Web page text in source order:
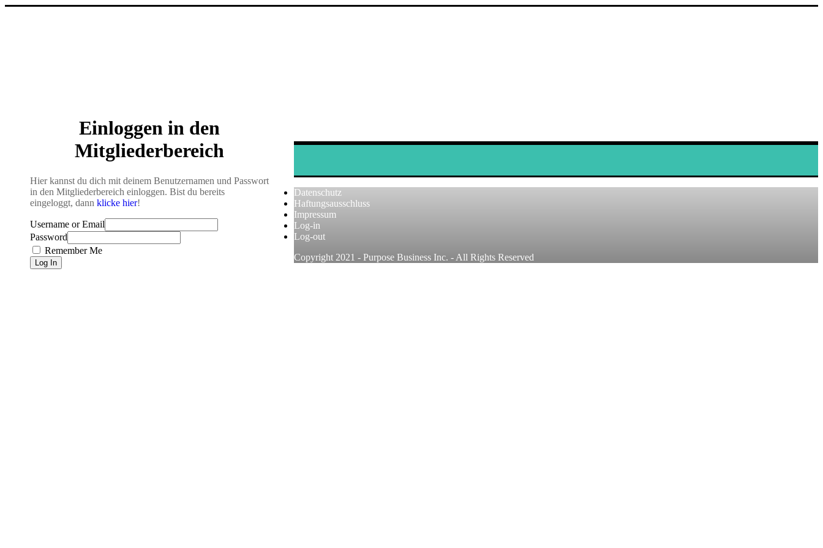
Einloggen in den
Mitglieder­bereich
Hier kannst du dich mit deinem Benutzernamen und Passwort
in den Mitgliederbereich einloggen. Bist du bereits
eingeloggt, dann klicke hier!
Username or Email
Password
Remember Me
Datenschutz
Haftungsausschluss
Impressum
Log-in
Log-out
Copyright 2021 - Purpose Business Inc. - All Rights Reserved